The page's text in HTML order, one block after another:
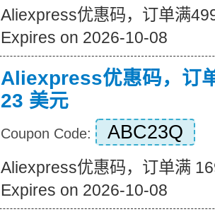
Aliexpress优惠码，订单满
Expires on 2026-10-08
Aliexpress优惠码，订
23 美元
Coupon Code: ABC23Q
Aliexpress优惠码，订单满
Expires on 2026-10-08